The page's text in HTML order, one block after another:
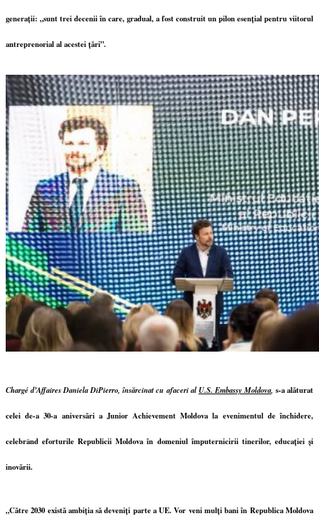
generații: „sunt trei decenii în care, gradual, a fost construit un pilon esențial pentru viitorul
antreprenorial al acestei țări”.
Chargé d’Affaires Daniela DiPierro,însărcinat cu afaceri al U.S. Embassy Moldova, s-a alăturat
celei de-a 30-a aniversări a Junior Achievement Moldova la evenimentul de închidere,
celebrând eforturile Republicii Moldova în domeniul împuternicirii tinerilor, educației și
inovării.
„Către 2030 există ambiția să deveniți parte a UE. Vor veni mulți bani în Republica Moldova